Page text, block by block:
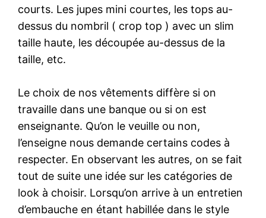
courts. Les jupes mini courtes, les tops au-
dessus du nombril ( crop top ) avec un slim
taille haute, les découpée au-dessus de la
taille, etc.
Le choix de nos vêtements diffère si on
travaille dans une banque ou si on est
enseignante. Qu’on le veuille ou non,
l’enseigne nous demande certains codes à
respecter. En observant les autres, on se fait
tout de suite une idée sur les catégories de
look à choisir. Lorsqu’on arrive à un entretien
d’embauche en étant habillée dans le style